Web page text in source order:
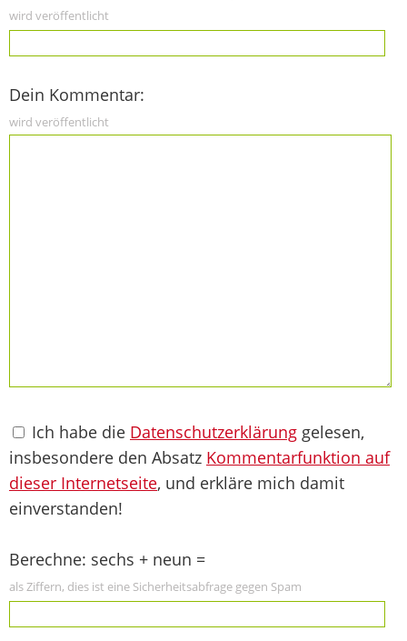
wird veröffentlicht
Dein Kommentar:
wird veröffentlicht
Ich habe die Datenschutzerklärung gelesen,
insbesondere den Absatz Kommentarfunktion auf
dieser Internetseite, und erkläre mich damit
einverstanden!
Berechne: sechs + neun =
als Ziffern, dies ist eine Sicherheitsabfrage gegen Spam